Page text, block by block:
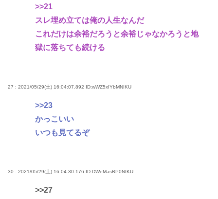
>>21
スレ埋め立ては俺の人生なんだ
これだけは余裕だろうと余裕じゃなかろうと地
獄に落ちても続ける
27 : 2021/05/29(土) 16:04:07.892 ID:wWZ5xIYbMNIKU
>>23
かっこいい
いつも見てるぞ
30 : 2021/05/29(土) 16:04:30.176 ID:DWeMasBP0NIKU
>>27